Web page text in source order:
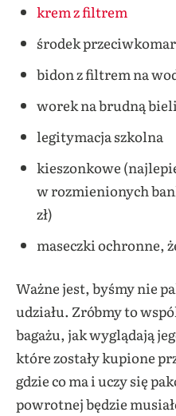
krem z filtrem
środek
bidon z filtrem na
worek na brudną
legitymacja szkolna
kieszonkowe
w rozmienionych
zł)
maseczki ochronne,
Ważne jest, byśmy nie
udziału. Zróbmy to
bagażu, jak wyglądają
które zostały kupione
gdzie co ma i uczy się
powrotnej będzie